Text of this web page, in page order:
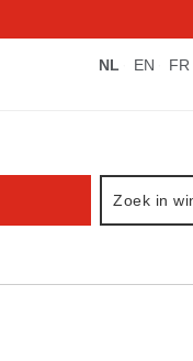
NL EN FR